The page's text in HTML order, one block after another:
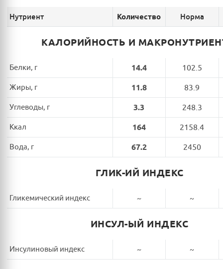
Нутриент Количество Норма
КАЛОРИЙНОСТЬ И
Белки, г 14.4 102.5
Жиры, г 11.8 83.9
Углеводы, г 3.3 248.3
Ккал 164 2158.4
Вода, г 67.2 2450
ГЛИК-ИЙ ИНДЕКС
Гликемический индекс ~ ~
ИНСУЛ-ЫЙ ИНДЕКС
Инсулиновый индекс ~ ~